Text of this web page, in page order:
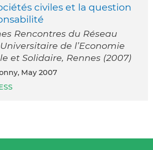
civiles et la question
Rencontres du Réseau
de l’Economie
et Solidaire, Rennes (2007)
May 2007